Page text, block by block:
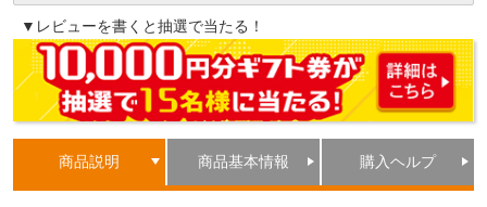
▼レビューを書くと抽選で当たる！
商品説明 商品基本情報 購入ヘルプ